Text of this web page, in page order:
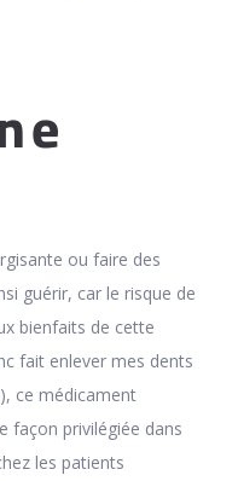
ou faire des
guérir, car le risque de
bienfaits de cette
fait enlever mes dents
ce médicament
façon privilégiée dans
les patients